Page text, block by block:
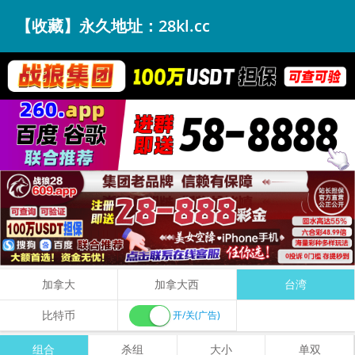
【收藏】永久地址：28kl.cc
加拿大 加拿大西 台湾
比特币 开/关(广告)
组合 杀组 大小 单双